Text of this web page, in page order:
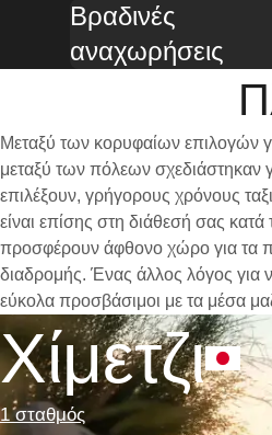
Βραδινές
αναχωρήσεις
Μεταξύ των κορυφαίων επιλογών
μεταξύ των πόλεων σχεδιάστηκαν
επιλέξουν, γρήγορους χρόνους
είναι επίσης στη διάθεσή σας
προσφέρουν άφθονο χώρο για τα
διαδρομής. Ένας άλλος λόγος για
εύκολα προσβάσιμοι με τα μέσα
Χίμετζι
1 σταθμός